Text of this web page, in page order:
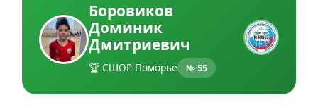
Боровиков
Доминик
Дмитриевич
🏆 СШОР Поморье № 55